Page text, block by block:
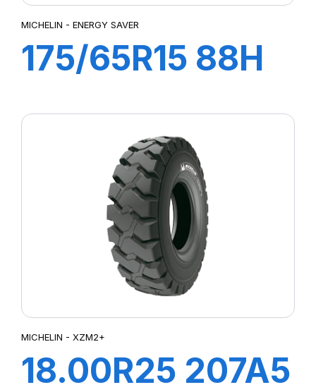
MICHELIN - ENERGY SAVER
175/65R15 88H
MICHELIN - XZM2+
18.00R25 207A5